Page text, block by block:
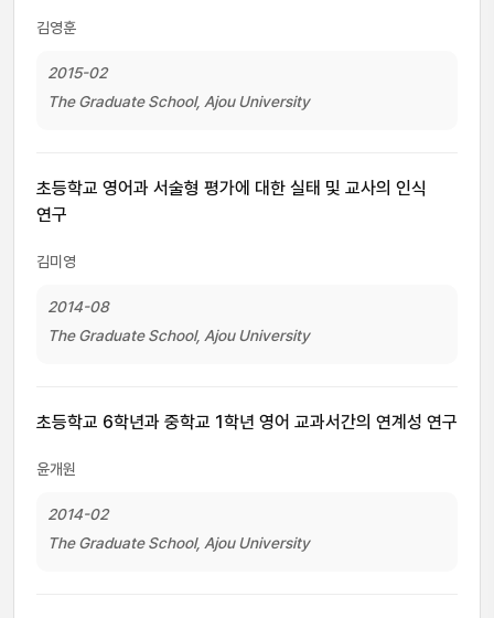
김영훈
2015-02
The Graduate School, Ajou University
초등학교 영어과 서술형 평가에 대한 실태 및 교사의 인식
연구
김미영
2014-08
The Graduate School, Ajou University
초등학교 6학년과 중학교 1학년 영어 교과서간의 연계성 연구
윤개원
2014-02
The Graduate School, Ajou University